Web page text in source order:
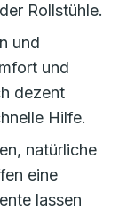
Rollstühle.
und
und
dezent
Hilfe.
natürliche
eine
lassen